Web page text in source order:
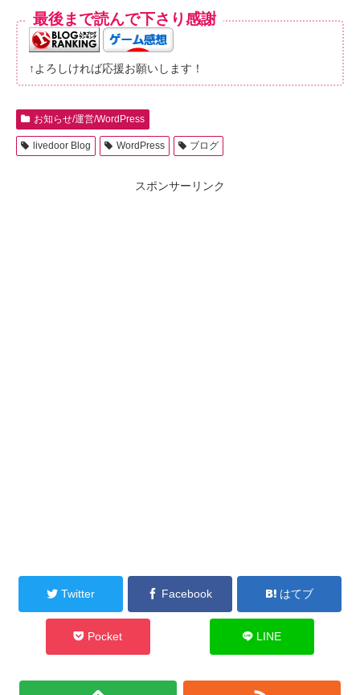
最後まで読んで下さり感謝
↑よろしければ応援お願いします！
お知らせ/運営/WordPress
livedoor Blog WordPress ブログ
スポンサーリンク
Twitter Facebook はてブ
Pocket LINE